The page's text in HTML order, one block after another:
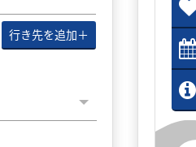
行き先を追加＋